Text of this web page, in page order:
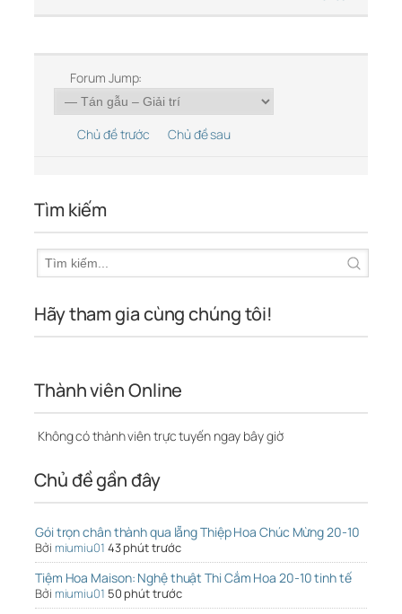
Forum Jump:
Chủ đề trước Chủ đề sau
Tìm kiếm
Hãy tham gia cùng chúng tôi!
Thành viên Online
Không có thành viên trực tuyến ngay bây giờ
Chủ đề gần đây
Gói trọn chân thành qua lẵng Thiệp Hoa Chúc Mừng 20-10
Bởi miumiu01 43 phút trước
Tiệm Hoa Maison: Nghệ thuật Thi Cắm Hoa 20-10 tinh tế
Bởi miumiu01 50 phút trước